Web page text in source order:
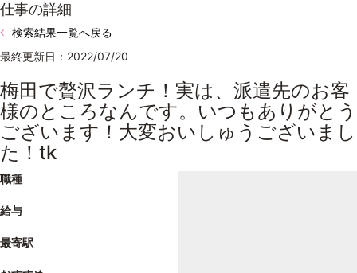
仕事の詳細
検索結果一覧へ戻る
最終更新日：2022/07/20
梅田で贅沢ランチ！実は、派遣先のお客
様のところなんです。いつもありがとう
ございます！大変おいしゅうございまし
た！tk
職種
給与
最寄駅